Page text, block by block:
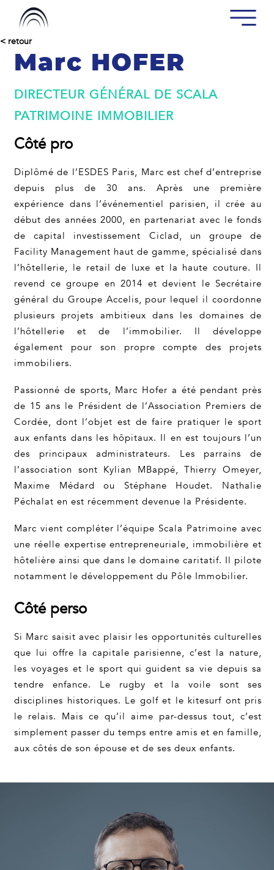
< retour
Marc HOFER
DIRECTEUR GÉNÉRAL DE SCALA
PATRIMOINE IMMOBILIER
Côté pro
Diplômé de l’ESDES Paris, Marc est chef d’entreprise
depuis plus de 30 ans. Après une première
expérience dans l’événementiel parisien, il crée au
début des années 2000, en partenariat avec le fonds
de capital investissement Ciclad, un groupe de
Facility Management haut de gamme, spécialisé dans
l’hôtellerie, le retail de luxe et la haute couture. Il
revend ce groupe en 2014 et devient le Secrétaire
général du Groupe Accelis, pour lequel il coordonne
plusieurs projets ambitieux dans les domaines de
l’hôtellerie et de l’immobilier. Il développe
également pour son propre compte des projets
immobiliers.
Passionné de sports, Marc Hofer a été pendant près
de 15 ans le Président de l’Association Premiers de
Cordée, dont l’objet est de faire pratiquer le sport
aux enfants dans les hôpitaux. Il en est toujours l’un
des principaux administrateurs. Les parrains de
l’association sont Kylian MBappé, Thierry Omeyer,
Maxime Médard ou Stéphane Houdet. Nathalie
Péchalat en est récemment devenue la Présidente.
Marc vient compléter l’équipe Scala Patrimoine avec
une réelle expertise entrepreneuriale, immobilière et
hôtelière ainsi que dans le domaine caritatif. Il pilote
notamment le développement du Pôle Immobilier.
Côté perso
Si Marc saisit avec plaisir les opportunités culturelles
que lui offre la capitale parisienne, c’est la nature,
les voyages et le sport qui guident sa vie depuis sa
tendre enfance. Le rugby et la voile sont ses
disciplines historiques. Le golf et le kitesurf ont pris
le relais. Mais ce qu’il aime par-dessus tout, c’est
simplement passer du temps entre amis et en famille,
aux côtés de son épouse et de ses deux enfants.